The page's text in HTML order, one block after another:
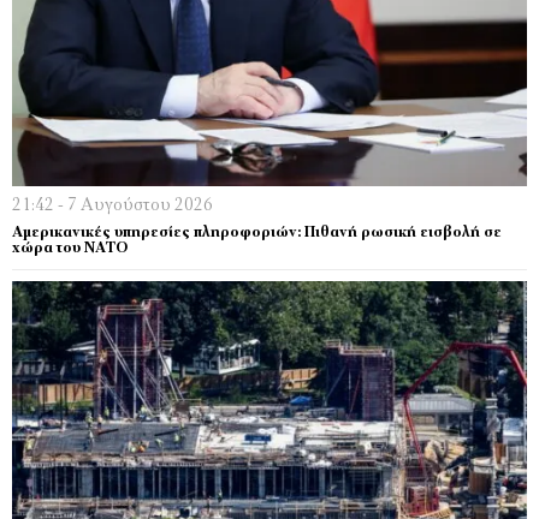
21:42 - 7 Αυγούστου 2026
Αμερικανικές υπηρεσίες πληροφοριών: Πιθανή ρωσική εισβολή σε
χώρα του ΝΑΤΟ